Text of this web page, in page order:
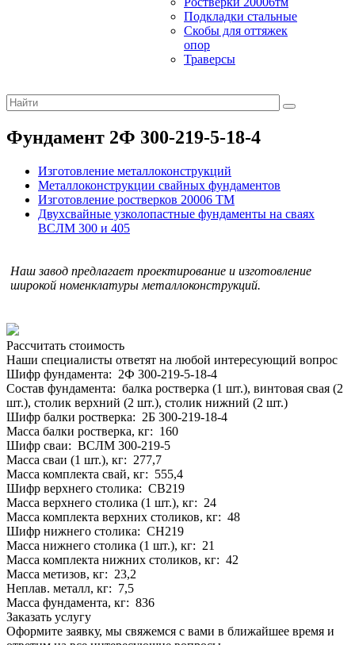
Подкладки стальные
Скобы для оттяжек
опор
Траверсы
Фундамент 2Ф 300-219-5-18-4
Изготовление металлоконструкций
Металлоконструкции свайных фундаментов
Изготовление ростверков 20006 ТМ
Двухсвайные узколопастные фундаменты на сваях
ВСЛМ 300 и 405
Наш завод предлагает проектирование и изготовление
широкой номенклатуры металлоконструкций.
Рассчитать стоимость
Наши специалисты ответят на любой интересующий вопрос
Шифр фундамента: 2Ф 300-219-5-18-4
Состав фундамента: балка ростверка (1 шт.), винтовая свая (2
шт.), столик верхний (2 шт.), столик нижний (2 шт.)
Шифр балки ростверка: 2Б 300-219-18-4
Масса балки ростверка, кг: 160
Шифр сваи: ВСЛМ 300-219-5
Масса сваи (1 шт.), кг: 277,7
Масса комплекта свай, кг: 555,4
Шифр верхнего столика: СВ219
Масса верхнего столика (1 шт.), кг: 24
Масса комплекта верхних столиков, кг: 48
Шифр нижнего столика: СН219
Масса нижнего столика (1 шт.), кг: 21
Масса комплекта нижних столиков, кг: 42
Масса метизов, кг: 23,2
Неплав. металл, кг: 7,5
Масса фундамента, кг: 836
Заказать услугу
Оформите заявку, мы свяжемся с вами в ближайшее время и